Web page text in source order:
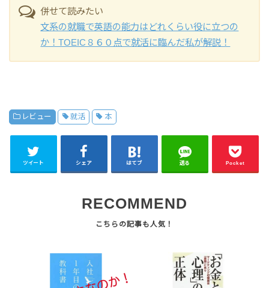
併せて読みたい
文系の就職で英語の能力はどれくらい役に立つの
か！TOEIC８６０点で就活に臨んだ私が解説！
レビュー 就活 本
ツイート シェア はてブ 送る Pocket
RECOMMEND